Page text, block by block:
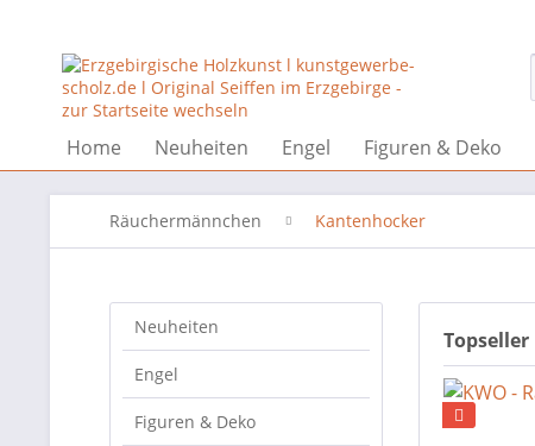
Home Neuheiten Engel Figuren & Deko
Räuchermännchen Kantenhocker
Neuheiten
Engel
Figuren & Deko
Topseller